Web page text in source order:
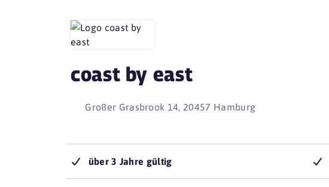
coast by east
Großer Grasbrook 14, 20457 Hamburg
über 3 Jahre gültig